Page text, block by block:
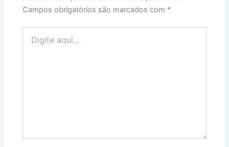
Campos obrigatórios são marcados com *
aqui...